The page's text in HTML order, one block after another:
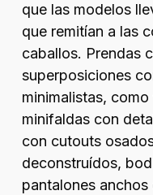
que las modelos
que remitían a las
caballos. Prendas
superposiciones
minimalistas,
minifaldas con
con cutouts
deconstruídos,
pantalones anchos